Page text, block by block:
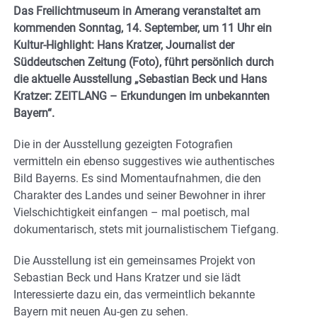
Das Freilichtmuseum in Amerang veranstaltet am
kommenden Sonntag, 14. September, um 11 Uhr ein
Kultur-Highlight: Hans Kratzer, Journalist der
Süddeutschen Zeitung (Foto), führt persönlich durch
die aktuelle Ausstellung „Sebastian Beck und Hans
Kratzer: ZEITLANG – Erkundungen im unbekannten
Bayern“.
Die in der Ausstellung gezeigten Fotografien
vermitteln ein ebenso suggestives wie authentisches
Bild Bayerns. Es sind Momentaufnahmen, die den
Charakter des Landes und seiner Bewohner in ihrer
Vielschichtigkeit einfangen – mal poetisch, mal
dokumentarisch, stets mit journalistischem Tiefgang.
Die Ausstellung ist ein gemeinsames Projekt von
Sebastian Beck und Hans Kratzer und sie lädt
Interessierte dazu ein, das vermeintlich bekannte
Bayern mit neuen Au-gen zu sehen.